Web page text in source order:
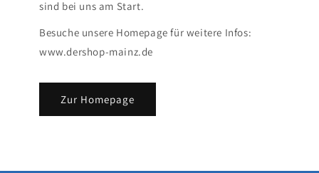
sind bei uns am Start.
Besuche unsere Homepage für weitere Infos:
www.dershop-mainz.de
Zur Homepage